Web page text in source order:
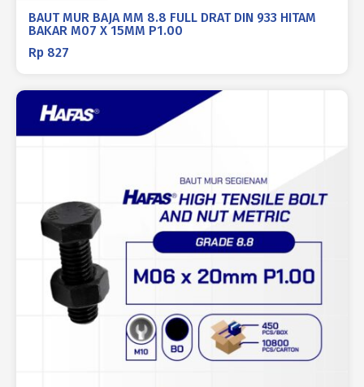
BAUT MUR BAJA MM 8.8 FULL DRAT DIN 933 HITAM
BAKAR M07 X 15MM P1.00
Rp 827